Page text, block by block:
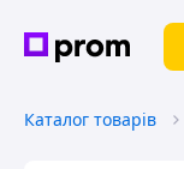
Каталог товарів